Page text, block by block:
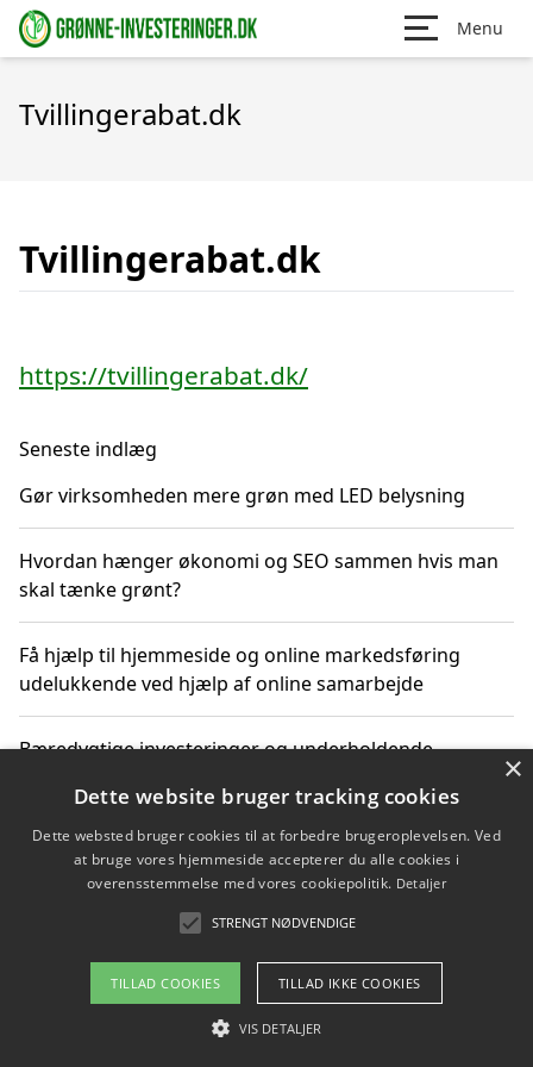
Menu
Tvillingerabat.dk
Tvillingerabat.dk
https://tvillingerabat.dk/
Seneste indlæg
Gør virksomheden mere grøn med LED belysning
Hvordan hænger økonomi og SEO sammen hvis man
skal tænke grønt?
Få hjælp til hjemmeside og online markedsføring
udelukkende ved hjælp af online samarbejde
Bæredygtige investeringer og underholdende
Sådan kan online møder for virksomheder fremme
grønne investeringer
Copyright 2026 - Pilanto Aps
Om / kontakt
×
Dette website bruger tracking cookies
Dette websted bruger cookies til at forbedre brugeroplevelsen. Ved
at bruge vores hjemmeside accepterer du alle cookies i
overensstemmelse med vores cookiepolitik. Detaljer
STRENGT NØDVENDIGE
TILLAD COOKIES TILLAD IKKE COOKIES
VIS DETALJER